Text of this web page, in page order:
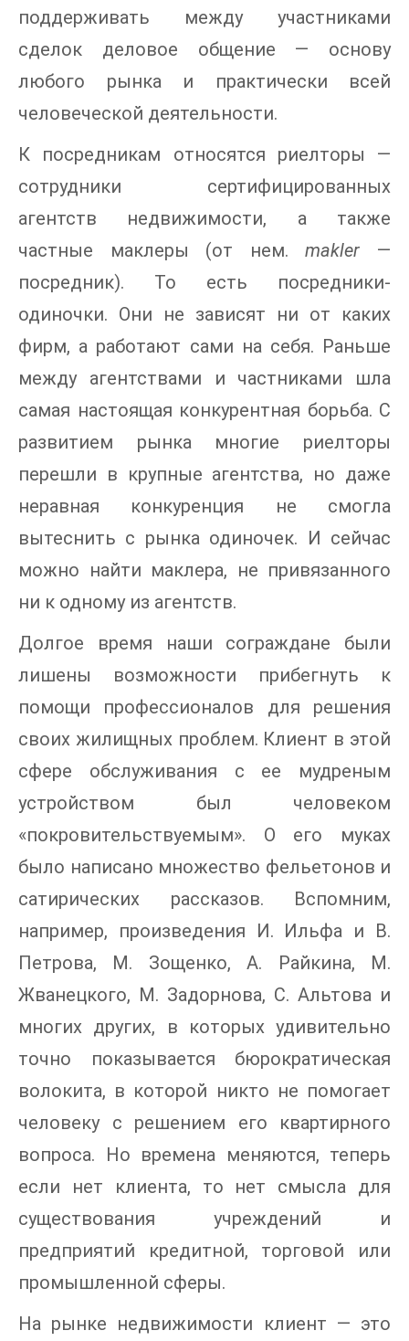
поддерживать между участниками
сделок деловое общение — основу
любого рынка и практически всей
человеческой деятельности.
К посредникам относятся риелторы —
сотрудники сертифицированных
агентств недвижимости, а также
частные маклеры (от нем.makler —
посредник). То есть посредники-
одиночки. Они не зависят ни от каких
фирм, а работают сами на себя. Раньше
между агентствами и частниками шла
самая настоящая конкурентная борьба. С
развитием рынка многие риелторы
перешли в крупные агентства, но даже
неравная конкуренция не смогла
вытеснить с рынка одиночек. И сейчас
можно найти маклера, не привязанного
ни к одному из агентств.
Долгое время наши сограждане были
лишены возможности прибегнуть к
помощи профессионалов для решения
своих жилищных проблем. Клиент в этой
сфере обслуживания с ее мудреным
устройством был человеком
«покровительствуемым». О его муках
было написано множество фельетонов и
сатирических рассказов. Вспомним,
например, произведения И. Ильфа и В.
Петрова, М. Зощенко, А. Райкина, М.
Жванецкого, М. Задорнова, С. Альтова и
многих других, в которых удивительно
точно показывается бюрократическая
волокита, в которой никто не помогает
человеку с решением его квартирного
вопроса. Но времена меняются, теперь
если нет клиента, то нет смысла для
существования учреждений и
предприятий кредитной, торговой или
промышленной сферы.
На рынке недвижимости клиент — это